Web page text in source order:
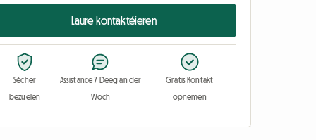
Laure kontaktéieren
Sécher
bezuelen
Assistance 7 Deeg an der
Woch
Gratis Kontakt
opnemen